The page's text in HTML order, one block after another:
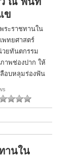
ข
ระราชทานใน
พทยศาสตร์
ยทันตกรรม
าพช่องปาก ให้
อบหลุมร่องฟัน
านใน